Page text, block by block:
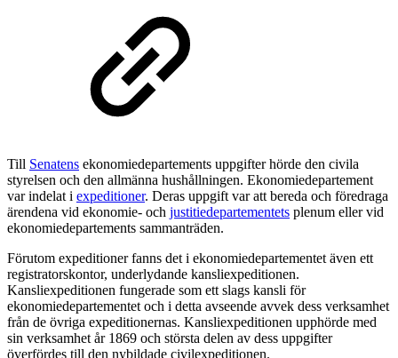
Till Senatens ekonomiedepartements uppgifter hörde den civila
styrelsen och den allmänna hushållningen. Ekonomiedepartement
var indelat i expeditioner. Deras uppgift var att bereda och föredraga
ärendena vid ekonomie- och justitiedepartementets plenum eller vid
ekonomiedepartements sammanträden.
Förutom expeditioner fanns det i ekonomiedepartementet även ett
registratorskontor, underlydande kansliexpeditionen.
Kansliexpeditionen fungerade som ett slags kansli för
ekonomiedepartementet och i detta avseende avvek dess verksamhet
från de övriga expeditionernas. Kansliexpeditionen upphörde med
sin verksamhet år 1869 och största delen av dess uppgifter
överfördes till den nybildade civilexpeditionen.